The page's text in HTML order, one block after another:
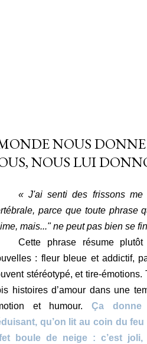
NOUS
NOUS LUI
« J'ai senti des frissons me
parce que toute phrase
mais..." ne peut pas bien se
Cette phrase résume
: fleur bleue et addictif,
stéréotypé, et tire-émotions.
histoires d’amour dans une
et humour.Ça
qu’on lit au coin du
boule de neige : c’est joli,